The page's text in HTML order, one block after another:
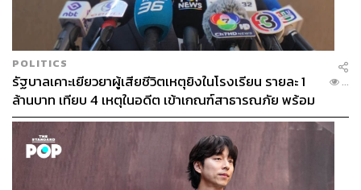
POLITICS
รัฐบาลเคาะเยียวยาผู้เสียชีวิตเหตุยิงในโรงเรียน รายละ 1
ล้านบาท เทียบ 4 เหตุในอดีต เข้าเกณฑ์สาธารณภัย พร้อม
เร่งจ่ายโดยเร็ว
...